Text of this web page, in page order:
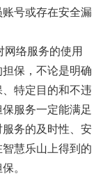
号或存在安全漏
网络服务的使用
保，不论是明确
特定目的和不违
服务一定能满足
务的及时性、安
慧乐山上得到的
。